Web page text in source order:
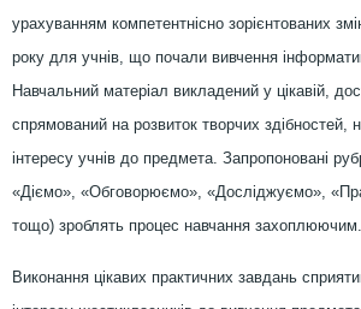
урахуванням компетентнісно зорієнтованих
року для учнів, що почали вивчення
Навчальний матеріал викладений у цікавій,
спрямований на розвиток творчих здібностей,
інтересу учнів до предмета. Запропоновані
«Діємо», «Обговорюємо», «Досліджуємо»,
тощо) зроблять процес навчання захоплюючим.
Виконання цікавих практичних завдань